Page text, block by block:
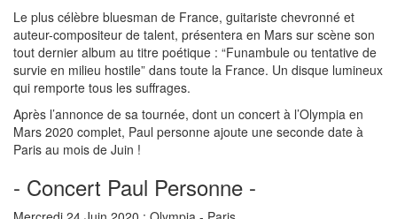
Le plus célèbre bluesman de France, guitariste chevronné et
auteur-compositeur de talent, présentera en Mars sur scène son
tout dernier album au titre poétique : “Funambule ou tentative de
survie en milieu hostile” dans toute la France. Un disque lumineux
qui remporte tous les suffrages.
Après l’annonce de sa tournée, dont un concert à l’Olympia en
Mars 2020 complet, Paul personne ajoute une seconde date à
Paris au mois de Juin !
- Concert Paul Personne -